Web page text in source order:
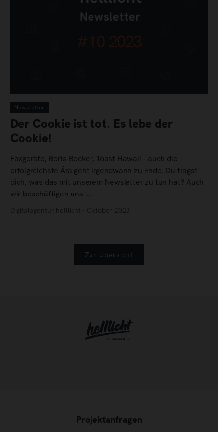
Newsletter
Der Cookie ist tot. Es lebe der
Cookie!
Faxgeräte, Boris Becker, Toast Hawaii – auch die
erfolgreichste Ära geht irgendwann zu Ende. Du fragst
dich, was das mit unserem Newsletter zu tun hat? Auch
wir beschäftigen uns …
Zur Übersicht
Projektanfragen